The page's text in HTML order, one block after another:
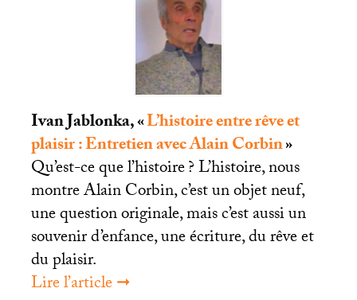
Ivan Jablonka, «L’histoire entre rêve et
plaisir : Entretien avec Alain Corbin»
Qu’est-ce que l’histoire? L’histoire, nous
montre Alain Corbin, c’est un objet neuf,
une question originale, mais c’est aussi un
souvenir d’enfance, une écriture, du rêve et
du plaisir.
Lire l’article ➞